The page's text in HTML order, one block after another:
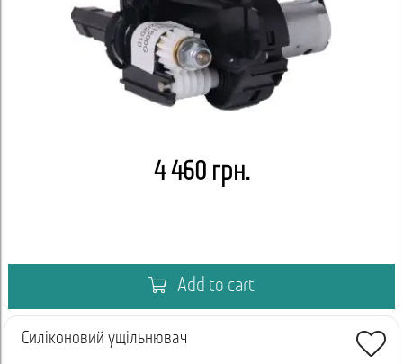
4 460 грн.
Add to cart
Силіконовий ущільнювач